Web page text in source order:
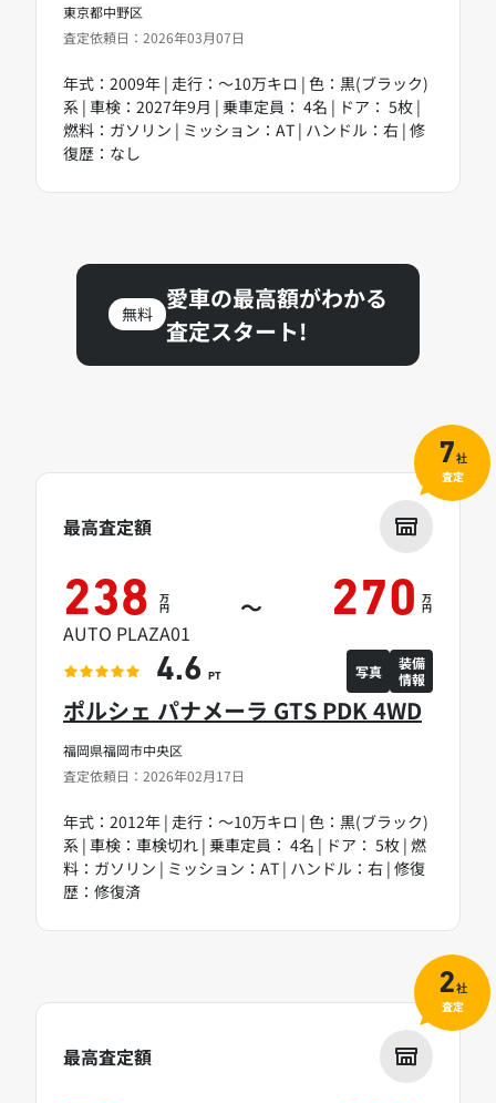
東京都中野区
査定依頼日：2026年03月07日
年式：2009年 | 走行：～10万キロ | 色：黒(ブラック)
系 | 車検：2027年9月 | 乗車定員： 4名 | ドア： 5枚 |
燃料：ガソリン | ミッション：AT | ハンドル：右 | 修
復歴：なし
無料
愛車の最高額がわかる
査定スタート!
福岡県福岡市中央区
査定依頼日：2026年02月17日
ポルシェ パナメーラ GTS PDK 4WD
年式：2012年 | 走行：～10万キロ | 色：黒(ブラック)
系 | 車検：車検切れ | 乗車定員： 4名 | ドア： 5枚 | 燃
料：ガソリン | ミッション：AT | ハンドル：右 | 修復
歴：修復済
最高査定額
238 万
円 ～ 270 万
円
AUTO PLAZA01
4.6 PT 写真
装備
情報
7社
査定
最高査定額
2社
査定